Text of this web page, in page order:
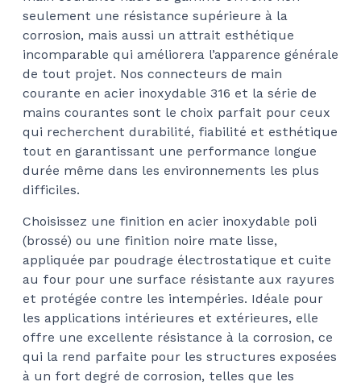
seulement une résistance supérieure à la
corrosion, mais aussi un attrait esthétique
incomparable qui améliorera l’apparence générale
de tout projet. Nos connecteurs de main
courante en acier inoxydable 316 et la série de
mains courantes sont le choix parfait pour ceux
qui recherchent durabilité, fiabilité et esthétique
tout en garantissant une performance longue
durée même dans les environnements les plus
difficiles.
Choisissez une finition en acier inoxydable poli
(brossé) ou une finition noire mate lisse,
appliquée par poudrage électrostatique et cuite
au four pour une surface résistante aux rayures
et protégée contre les intempéries. Idéale pour
les applications intérieures et extérieures, elle
offre une excellente résistance à la corrosion, ce
qui la rend parfaite pour les structures exposées
à un fort degré de corrosion, telles que les